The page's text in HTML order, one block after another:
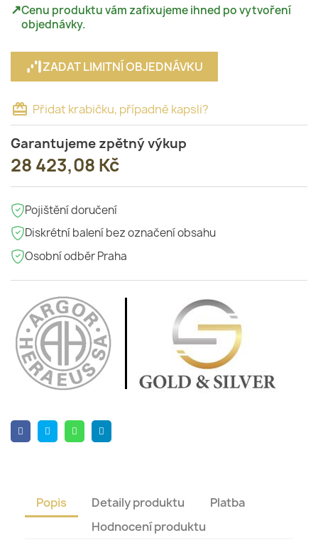
↗Cenu produktu vám zafixujeme ihned po vytvoření
objednávky.
ZADAT LIMITNÍ OBJEDNÁVKU
card_giftcard Přidat krabičku, případně kapsli?
Garantujeme zpětný výkup
28 423,08 Kč
Pojištění doručení
Diskrétní balení bez označení obsahu
Osobní odběr Praha
Popis Detaily produktu
Platba
Hodnocení produktu